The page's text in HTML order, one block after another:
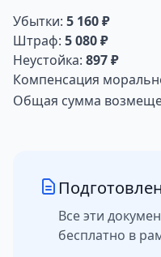
Убытки: 5 160 ₽
Штраф: 5 080 ₽
Неустойка: 897 ₽
Компенсация
Общая сумма
Все эти
бесплатно в